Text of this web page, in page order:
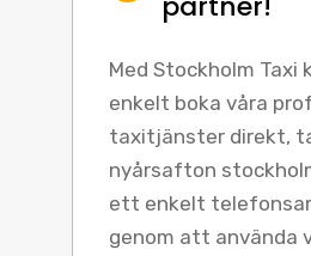
Med Stockholm Taxi
enkelt boka våra
taxitjänster direkt,
nyårsafton
ett enkelt
genom att använda